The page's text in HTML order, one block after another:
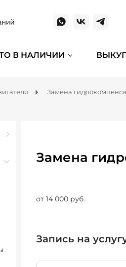
В НАЛИЧИИ
Замена
Замена
от 14 000 руб.
Запись на